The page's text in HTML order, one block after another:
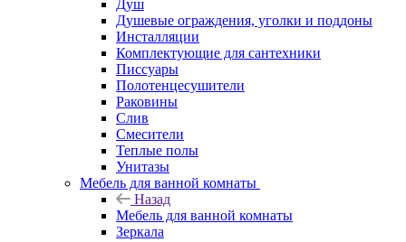
Душ
Душевые ограждения, уголки и поддоны
Инсталляции
Комплектующие для сантехники
Писсуары
Полотенцесушители
Раковины
Слив
Смесители
Теплые полы
Унитазы
Мебель для ванной комнаты
Назад
Мебель для ванной комнаты
Зеркала